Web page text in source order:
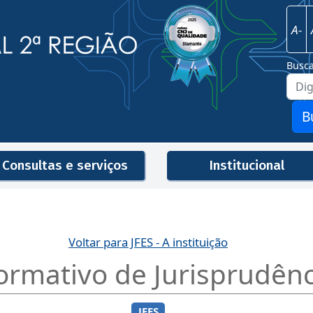
Justiça Federal - 2ª Região
Imagem
A-
Consultas e serviços Institucional
Voltar para JFES - A instituição
de